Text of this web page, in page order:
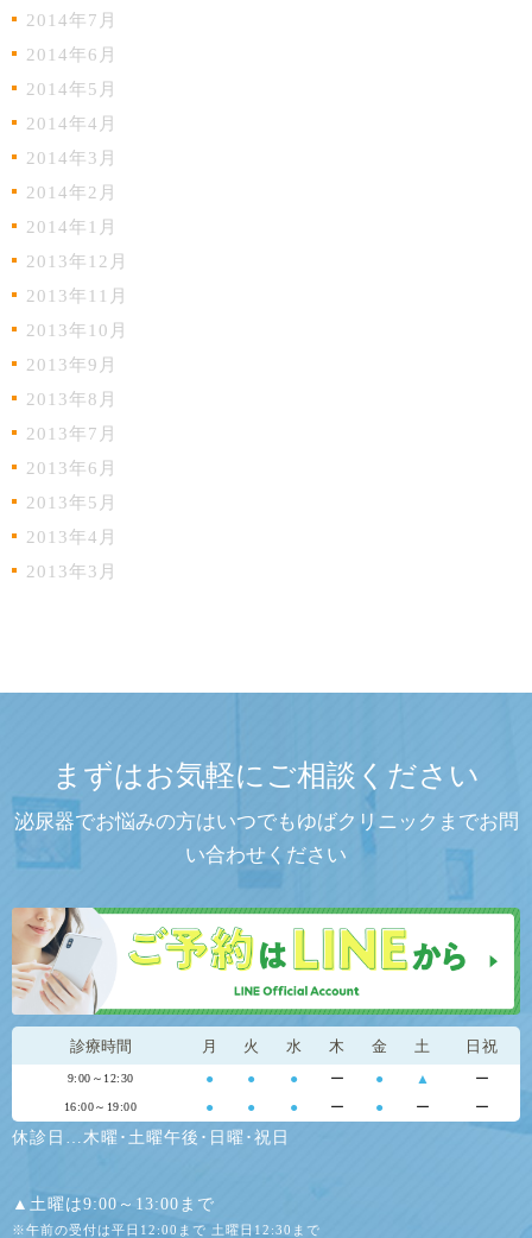
2014年7月
2014年6月
2014年5月
2014年4月
2014年3月
2014年2月
2014年1月
2013年12月
2013年11月
2013年10月
2013年9月
2013年8月
2013年7月
2013年6月
2013年5月
2013年4月
2013年3月
まずはお気軽にご相談ください
泌尿器でお悩みの方はいつでもゆばクリニックまでお問
い合わせください
診療時間 月 火 水 木 金 土 日祝
9:00～12:30 ● ● ● ー ● ▲ ー
16:00～19:00 ● ● ● ー ● ー ー
休診日…木曜･土曜午後･日曜･祝日
▲土曜は9:00～13:00まで
※午前の受付は平日12:00まで 土曜日12:30まで